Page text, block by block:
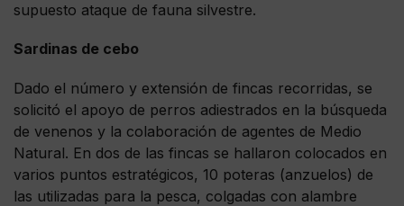
supuesto ataque de fauna silvestre.
Sardinas de cebo
Dado el número y extensión de fincas recorridas, se
solicitó el apoyo de perros adiestrados en la búsqueda
de venenos y la colaboración de agentes de Medio
Natural. En dos de las fincas se hallaron colocados en
varios puntos estratégicos, 10 poteras (anzuelos) de
las utilizadas para la pesca, colgadas con alambre